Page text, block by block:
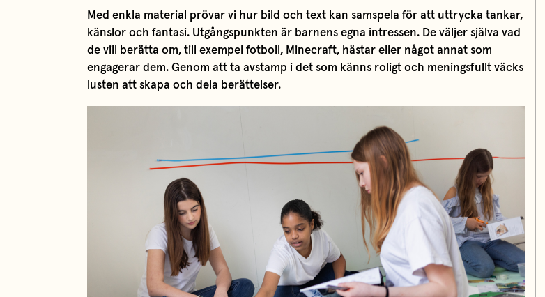
Med enkla material prövar vi hur bild och text kan samspela för att uttrycka tankar,
känslor och fantasi. Utgångspunkten är barnens egna intressen. De väljer själva vad
de vill berätta om, till exempel fotboll, Minecraft, hästar eller något annat som
engagerar dem. Genom att ta avstamp i det som känns roligt och meningsfullt väcks
lusten att skapa och dela berättelser.